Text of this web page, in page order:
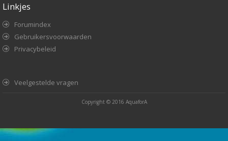
Linkjes
Forumindex
Gebruikersvoorwaarden
Privacybeleid
Veelgestelde vragen
Copyright © 2016 AquaforA